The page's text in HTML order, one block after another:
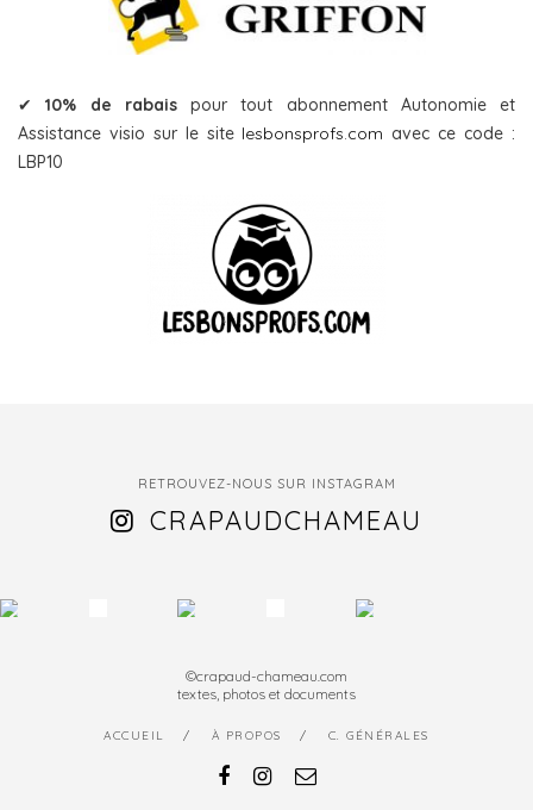
✔10% de rabaispour tout abonnement Autonomie et
Assistance visio sur le site lesbonsprofs.com avec ce code :
LBP10
RETROUVEZ-NOUS SUR INSTAGRAM
CRAPAUDCHAMEAU
©crapaud-chameau.com
textes, photos et documents
ACCUEIL À PROPOS C. GÉNÉRALES